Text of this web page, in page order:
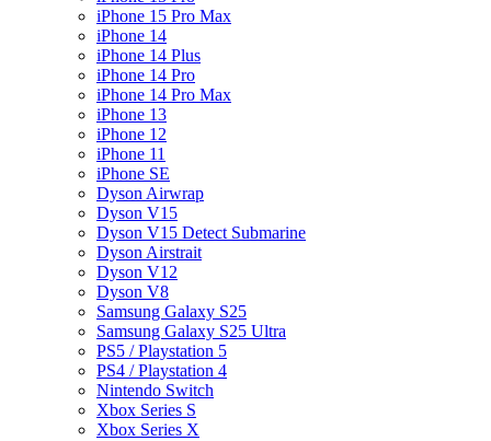
iPhone 15 Pro Max
iPhone 14
iPhone 14 Plus
iPhone 14 Pro
iPhone 14 Pro Max
iPhone 13
iPhone 12
iPhone 11
iPhone SE
Dyson Airwrap
Dyson V15
Dyson V15 Detect Submarine
Dyson Airstrait
Dyson V12
Dyson V8
Samsung Galaxy S25
Samsung Galaxy S25 Ultra
PS5 / Playstation 5
PS4 / Playstation 4
Nintendo Switch
Xbox Series S
Xbox Series X